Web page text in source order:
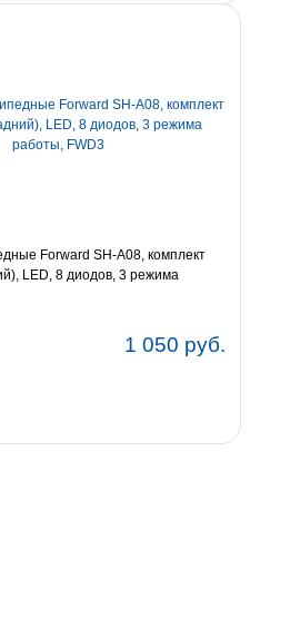
Forward SH-A08, комплект
LED, 8 диодов, 3 режима
1 050 руб.